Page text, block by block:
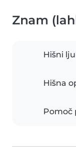
Znam
Hišni
Hišna
Pomoč